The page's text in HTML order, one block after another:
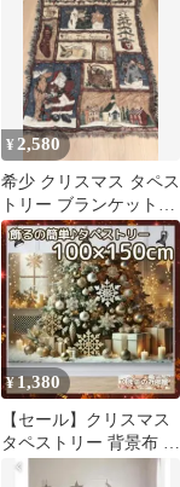
幕 装飾 店舗
¥ 2,580
希少 クリスマス タペス
トリー ブランケット
105×140 フリンジ付き
ラグ
¥1,380
【セール】クリスマス
タペストリー 背景布 ツ
リー プレゼント インテ